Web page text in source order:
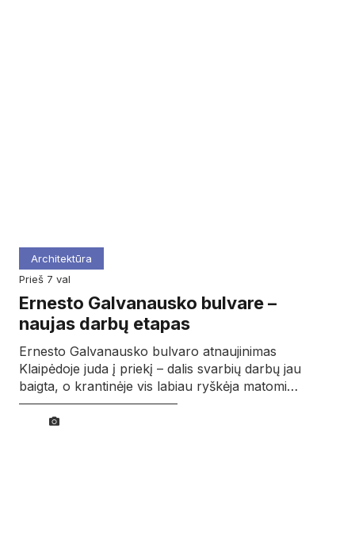
Architektūra
prieš 7 val
Ernesto Galvanausko bulvare –
naujas darbų etapas
Ernesto Galvanausko bulvaro atnaujinimas
Klaipėdoje juda į priekį – dalis svarbių darbų jau
baigta, o krantinėje vis labiau ryškėja matomi…